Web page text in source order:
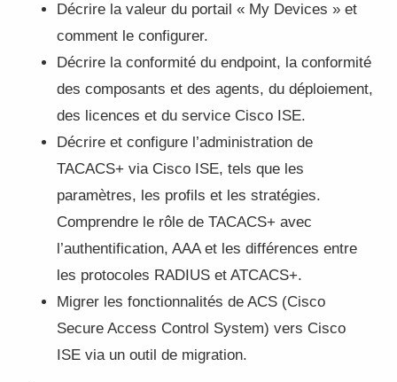
Décrire la valeur du portail « My Devices » et
comment le configurer.
Décrire la conformité du endpoint, la conformité
des composants et des agents, du déploiement,
des licences et du service Cisco ISE.
Décrire et configure l’administration de
TACACS+ via Cisco ISE, tels que les
paramètres, les profils et les stratégies.
Comprendre le rôle de TACACS+ avec
l’authentification, AAA et les différences entre
les protocoles RADIUS et ATCACS+.
Migrer les fonctionnalités de ACS (Cisco
Secure Access Control System) vers Cisco
ISE via un outil de migration.